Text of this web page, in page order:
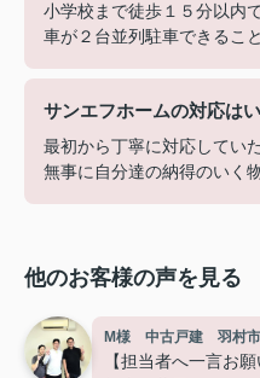
小学校まで徒歩１５分以内
車が２台並列駐車できるこ
サンエフホームの対応は
最初から丁寧に対応してい
無事に自分達の納得のいく
他のお客様の声を見る
M様 中古戸建 羽村市
【担当者へ一言お